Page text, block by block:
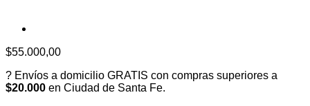
$55.000,00
? Envíos a domicilio GRATIS con compras superiores a
$20.000 en Ciudad de Santa Fe.